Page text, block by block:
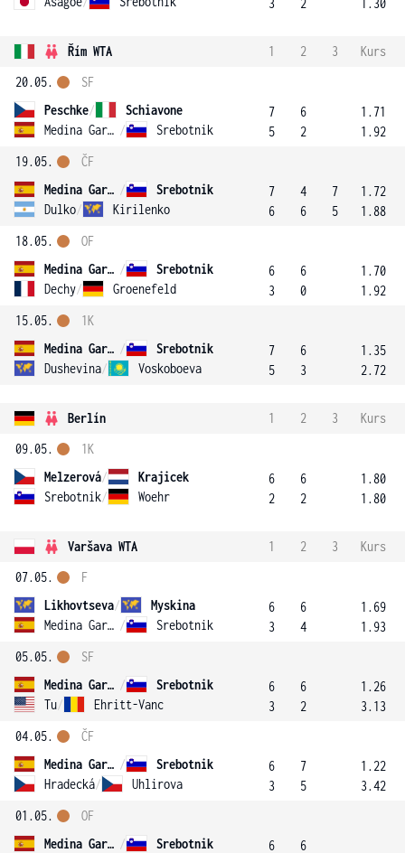
3
2
1.30
Řím WTA 1 2 3
Kurs
20.05.
Peschke/
Schiavone
Medina Garrigues / Srebotnik
SF
7
5
6
2
1.71
1.92
19.05.
Medina Garrigues /
Srebotnik
Dulko/ Kirilenko
ČF
7
6
4
6
7
5
1.72
1.88
18.05.
Medina Garrigues /
Srebotnik
Dechy/ Groenefeld
OF
6
3
6
0
1.70
1.92
15.05.
Medina Garrigues /
Srebotnik
Dushevina/ Voskoboeva
1K
7
5
6
3
1.35
2.72
Berlín 1 2 3
Kurs
09.05.
Melzerová/
Krajicek
Srebotnik/ Woehr
1K
6
2
6
2
1.80
1.80
Varšava WTA 1 2 3
Kurs
07.05.
Likhovtseva/
Myskina
Medina Garrigues / Srebotnik
F
6
3
6
4
1.69
1.93
05.05.
Medina Garrigues /
Srebotnik
Tu/ Ehritt-Vanc
SF
6
3
6
2
1.26
3.13
04.05.
Medina Garrigues /
Srebotnik
Hradecká/ Uhlirova
ČF
6
3
7
5
1.22
3.42
01.05.
Medina Garrigues / Srebotnik
OF
6
6